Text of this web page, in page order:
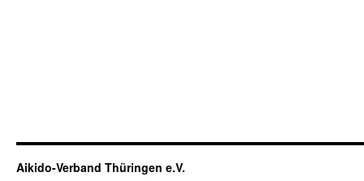
Aikido-Verband Thüringen e.V.